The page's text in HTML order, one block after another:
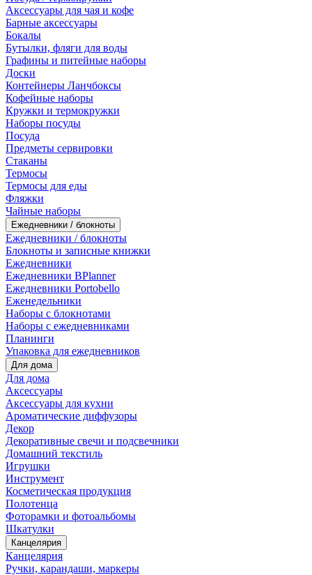
Аксессуары для чая и кофе
Барные аксессуары
Бокалы
Бутылки, фляги для воды
Графины и питейные наборы
Доски
Контейнеры Ланчбоксы
Кофейные наборы
Кружки и термокружки
Наборы посуды
Посуда
Предметы сервировки
Стаканы
Термосы
Термосы для еды
Фляжки
Чайные наборы
Ежедневники / блокноты
Ежедневники / блокноты
Блокноты и записные книжки
Ежедневники
Ежедневники BPlanner
Ежедневники Portobello
Еженедельники
Наборы с блокнотами
Наборы с ежедневниками
Планинги
Упаковка для ежедневников
Для дома
Для дома
Аксессуары
Аксессуары для кухни
Ароматические диффузоры
Декор
Декоративные свечи и подсвечники
Домашний текстиль
Игрушки
Инструмент
Косметическая продукция
Полотенца
Фоторамки и фотоальбомы
Шкатулки
Канцелярия
Канцелярия
Ручки, карандаши, маркеры